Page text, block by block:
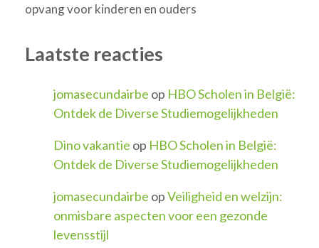
opvang voor kinderen en ouders
Laatste reacties
jomasecundairbe op HBO Scholen in België:
Ontdek de Diverse Studiemogelijkheden
Dino vakantie op HBO Scholen in België:
Ontdek de Diverse Studiemogelijkheden
jomasecundairbe opVeiligheid en welzijn:
onmisbare aspecten voor een gezonde
levensstijl